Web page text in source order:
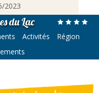
2023
du Lac
Activités
Région